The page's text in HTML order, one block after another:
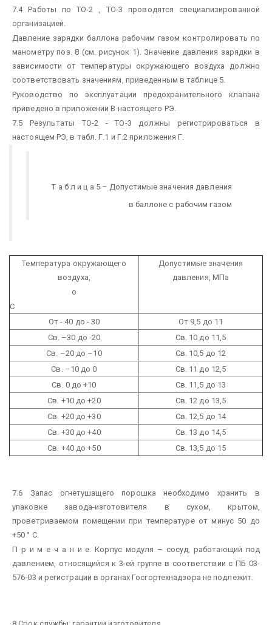
7.4 Работы по ТО-2 , ТО-3 проводятся специализированной
организацией.
Давление зарядки баллона рабочим газом контролировать по
манометру поз. 8 (см. рисунок 1). Значение давления зарядки в
зависимости от температуры окружающего воздуха должно
соответствовать значениям, приведенным в таблице 5.
Руководство по эксплуатации предохранительного клапана
приведено в приложении В настоящего РЭ.
7.5 Результаты ТО-2 - ТО-3 должны регистрироваться в
настоящем РЭ, в табл. Г.1 и Г.2 приложения Г.
Т а б л и ц а 5 – Допустимые значения давления
в баллоне с рабочим газом
Температура окружающего
воздуха,
о
С
Допустимые значения
давления, МПа
От - 40 до - 30
От 9,5 до 11
Св. –30 до -20
Св. 10 до 11,5
Св. –20 до –10
Св. 10,5 до 12
Св. –10 до 0
Св. 11 до 12,5
Св. 0 до +10
Св. 11,5 до 13
Св. +10 до +20
Св. 12 до 13,5
Св. +20 до +30
Св. 12,5 до 14
Св. +30 до +40
Св. 13 до 14,5
Св. +40 до +50
Св. 13,5 до 15
7.6 Запас огнетушащего порошка необходимо хранить в
упаковке завода-изготовителя в сухом, крытом,
проветриваемом помещении при температуре от минус 50 до
+50 ° С.
П р и м е ч а н и е. Корпус модуля – сосуд, работающий под
давлением, относящийся к 3-ей группе в соответствии с ПБ 03-
576-03 и регистрации в органах Госгортехнадзора не подлежит.
8 Срок службы; гарантии изготовителя